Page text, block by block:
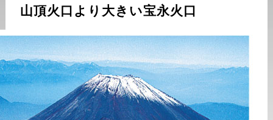
山頂火口より大きい宝永火口